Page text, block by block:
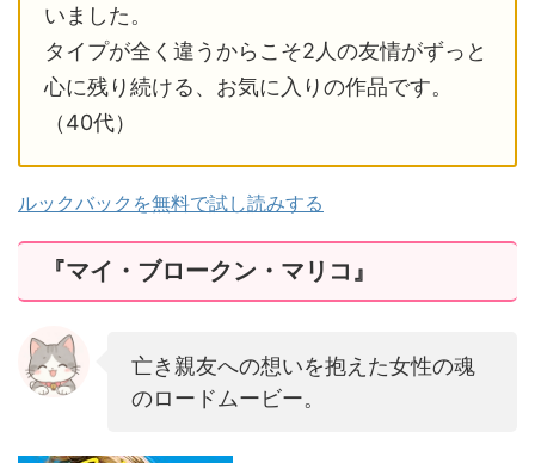
いました。
タイプが全く違うからこそ2人の友情がずっと
心に残り続ける、お気に入りの作品です。
（40代）
ルックバックを無料で試し読みする
『マイ・ブロークン・マリコ』
亡き親友への想いを抱えた女性の魂
のロードムービー。